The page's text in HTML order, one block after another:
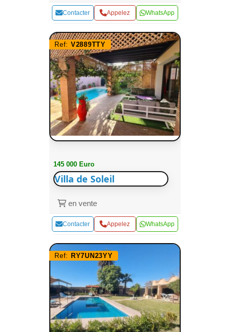
Contacter Appelez WhatsApp
Ref: V2889TTY
145 000 Euro
Villa de Soleil
en vente
Contacter Appelez WhatsApp
Ref: RY7UN23YY